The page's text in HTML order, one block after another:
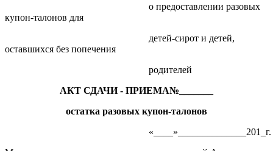
о предоставлении разовых
купон-талонов для
детей-сирот и детей,
оставшихся без попечения
родителей
АКТ СДАЧИ - ПРИЕМА№_______
остатка разовых купон-талонов
«____»______________201_г.